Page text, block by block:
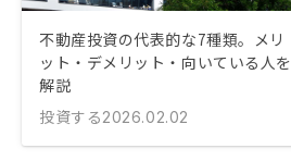
不動産投資の代表的な7種類。メリ
ット・デメリット・向いている人を
解説
投資する2026.02.02